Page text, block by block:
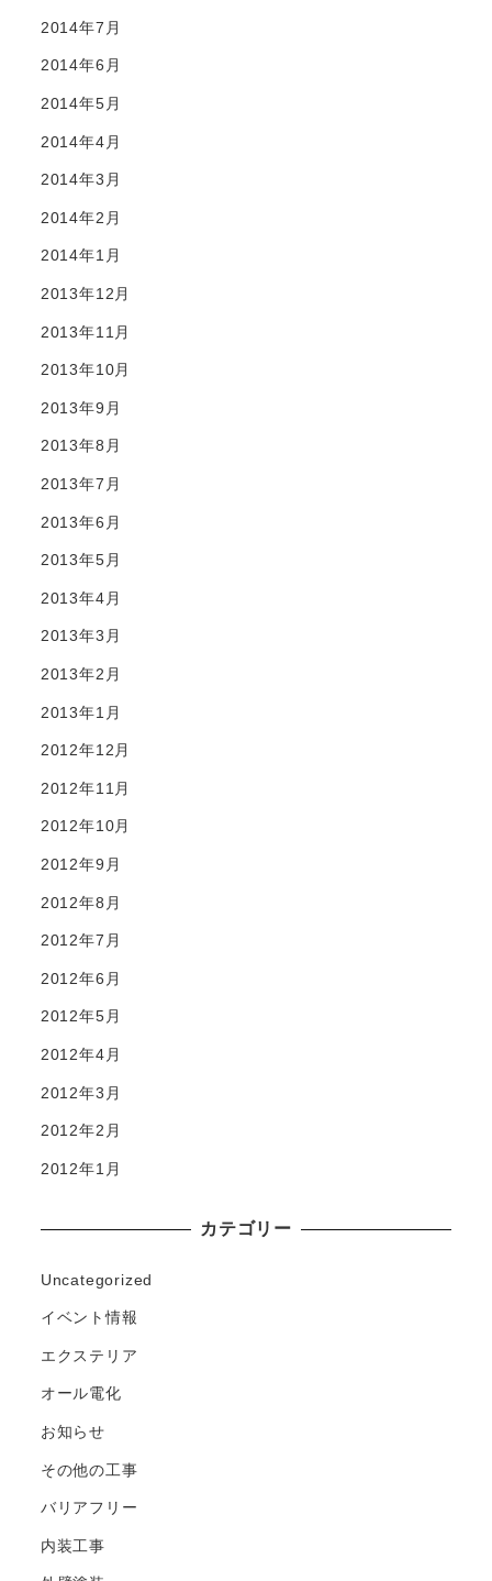
2014年7月
2014年6月
2014年5月
2014年4月
2014年3月
2014年2月
2014年1月
2013年12月
2013年11月
2013年10月
2013年9月
2013年8月
2013年7月
2013年6月
2013年5月
2013年4月
2013年3月
2013年2月
2013年1月
2012年12月
2012年11月
2012年10月
2012年9月
2012年8月
2012年7月
2012年6月
2012年5月
2012年4月
2012年3月
2012年2月
2012年1月
カテゴリー
Uncategorized
イベント情報
エクステリア
オール電化
お知らせ
その他の工事
バリアフリー
内装工事